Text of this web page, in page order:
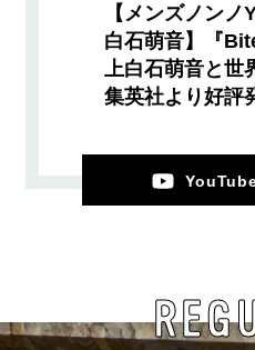
【メンズノン
白石萌音】『
上白石萌音と世
集英社より好評